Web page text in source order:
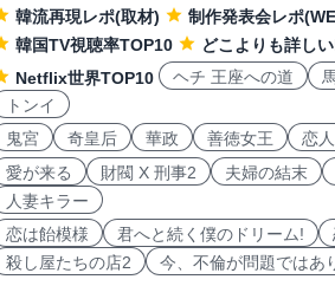
韓流再現レポ(取材)
制作発表会レポ
韓国TV視聴率TOP10
どこよりも詳し
Netflix世界TOP10
ヘチ 王座への道
トンイ
鬼宮
奇皇后 華政 善徳女王
恋人
愛が来る
財閥 X 刑事2 夫婦の結末
人妻キラー
恋は飴模様
君へと続く僕のドリーム!
殺し屋たちの店2
今、不倫が問題ではあ